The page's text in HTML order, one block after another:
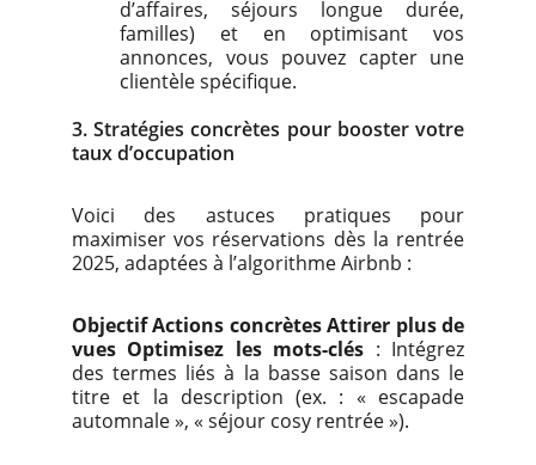
d’affaires, séjours longue durée,
familles) et en optimisant vos
annonces, vous pouvez capter une
clientèle spécifique.
3. Stratégies concrètes pour booster votre
taux d’occupation
Voici des astuces pratiques pour
maximiser vos réservations dès la rentrée
2025, adaptées à l’algorithme Airbnb :
Objectif Actions concrètes Attirer plus de
vues Optimisez les mots-clés : Intégrez
des termes liés à la basse saison dans le
titre et la description (ex. : « escapade
automnale », « séjour cosy rentrée »).